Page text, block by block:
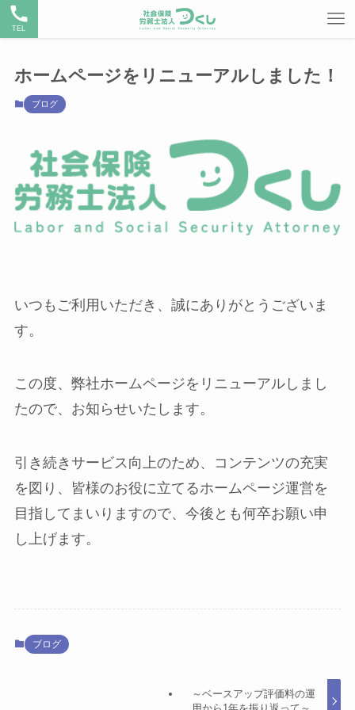
TEL
ホームページをリニューアルしました！
ブログ
いつもご利用いただき、誠にありがとうございま
す。
この度、弊社ホームページをリニューアルしまし
たので、お知らせいたします。
引き続きサービス向上のため、コンテンツの充実
を図り、皆様のお役に立てるホームページ運営を
目指してまいりますので、今後とも何卒お願い申
し上げます。
ブログ
～ベースアップ評価料の運